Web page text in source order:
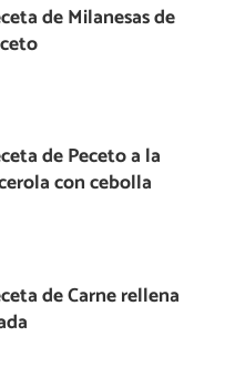
de Milanesas de
de Peceto a la
con cebolla
de Carne rellena